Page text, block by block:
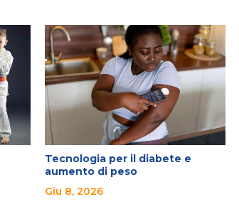
Tecnologia per il diabete e
aumento di peso
Giu 8, 2026